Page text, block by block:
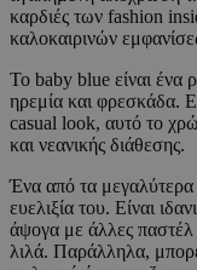
καρδιές των fashion
καλοκαιρινών
Το baby blue είναι ένα
ηρεμία και φρεσκάδα.
casual look, αυτό το
και νεανικής διάθεσης.
Ένα από τα μεγαλύτερα
ευελιξία του. Είναι
άψογα με άλλες
λιλά. Παράλληλα,